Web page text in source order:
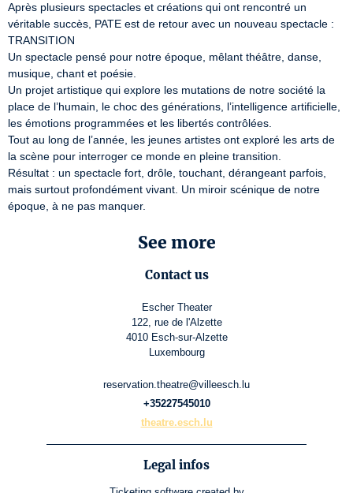
Après plusieurs spectacles et créations qui ont rencontré un
véritable succès, PATE est de retour avec un nouveau spectacle :
TRANSITION
Un spectacle pensé pour notre époque, mêlant théâtre, danse,
musique, chant et poésie.
Un projet artistique qui explore les mutations de notre société la
place de l’humain, le choc des générations, l’intelligence artificielle,
les émotions programmées et les libertés contrôlées.
Tout au long de l’année, les jeunes artistes ont exploré les arts de
la scène pour interroger ce monde en pleine transition.
Résultat : un spectacle fort, drôle, touchant, dérangeant parfois,
mais surtout profondément vivant. Un miroir scénique de notre
époque, à ne pas manquer.
See more
Contact us
Escher Theater
122, rue de l'Alzette
4010 Esch-sur-Alzette
Luxembourg
reservation.theatre@villeesch.lu
+35227545010
theatre.esch.lu
Legal infos